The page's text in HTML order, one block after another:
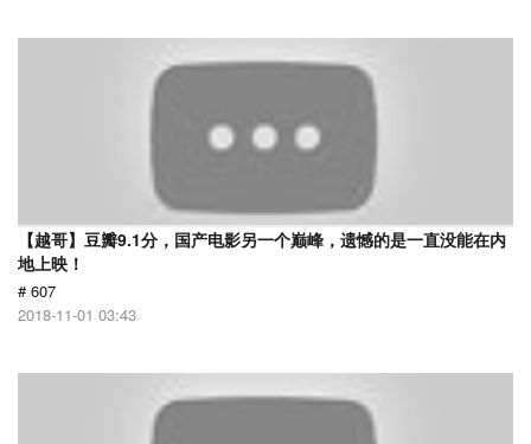
【越哥】豆瓣9.1分，国产电影另一个巅峰，遗憾的是一直没能在内
地上映！
# 607
2018-11-01 03:43